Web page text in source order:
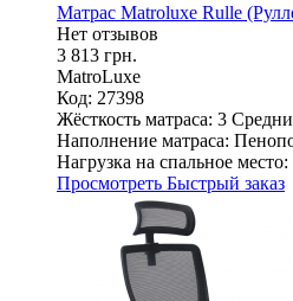
Матрас Matroluxe Rulle
Нет отзывов
3 813 грн.
MatroLuxe
Код: 27398
Жёсткость матраса: 3
Наполнение матраса:
Нагрузка на спальное место:
Просмотреть Быстрый заказ